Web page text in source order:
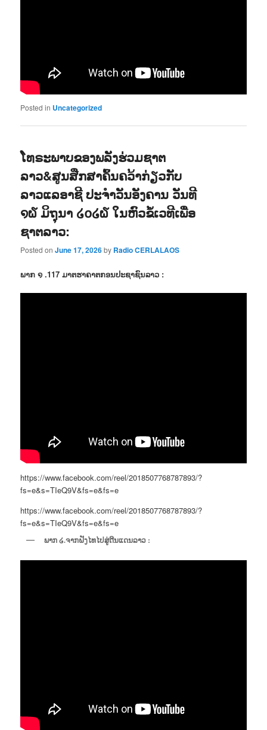
Posted in Uncategorized
ໂທຣະພາບຂອງພລັງຮ່ວມຊາຕ
ລາວ&ສູນສືກສາຄົ້ນຄວ້າກ່ຽວກັບ
ລາວແລອາຊີ ປະຈຳວັນອັງຄານ ວັນທີ
໑໖ ມິຖຸນາ ໒໐໒໖ ໃນຫົວຂໍ້ເວທີເພື່ອ
ຊາຕລາວ:
Posted onJune 17, 2026by Radio CERLALAOS
ພາກ ໑ .117 ມາຕຮາຄາຕກອນປະຊາຊົນລາວ :
https://www.facebook.com/reel/2018507768787893/?
fs=e&s=TIeQ9V&fs=e&fs=e
https://www.facebook.com/reel/2018507768787893/?
fs=e&s=TIeQ9V&fs=e&fs=e
ພາກ ໒.ຈາກຝັງໄທໄປສູ່ດີນແດນລາວ :